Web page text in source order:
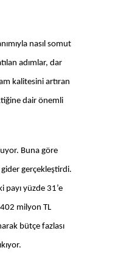
nasıl somut
adımlar, dar
kalitesini artıran
dair önemli
Buna göre
gerçekleştirdi.
payı yüzde 31’e
milyon TL
bütçe fazlası